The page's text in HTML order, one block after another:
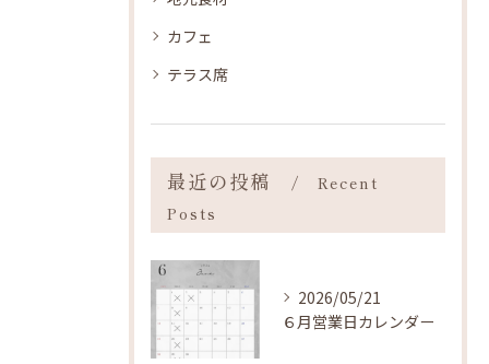
カフェ
テラス席
最近の投稿
Recent
Posts
2026/05/21
６月営業日カレンダー